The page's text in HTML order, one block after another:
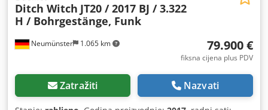
Neumünster 1.065 km
Ditch Witch JT20 / 2017 BJ / 3.322
H / Bohrgestänge, Funk
79.900 €
fiksna cijena plus PDV
Zatražiti Nazvati